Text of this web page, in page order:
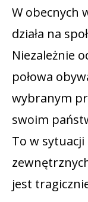
W obecnych
działa na
Niezależnie
połowa
wybranym
swoim
To w
jest